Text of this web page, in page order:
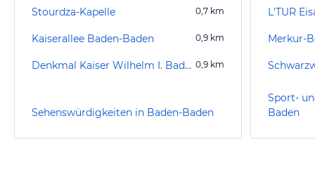
Stourdza-Kapelle 0,7 km
Kaiserallee Baden-Baden 0,9 km
Denkmal Kaiser Wilhelm I. Baden-Baden 0,9 km
Sehenswürdigkeiten in Baden-Baden
L'TUR
Merkur-
Sport-
Baden